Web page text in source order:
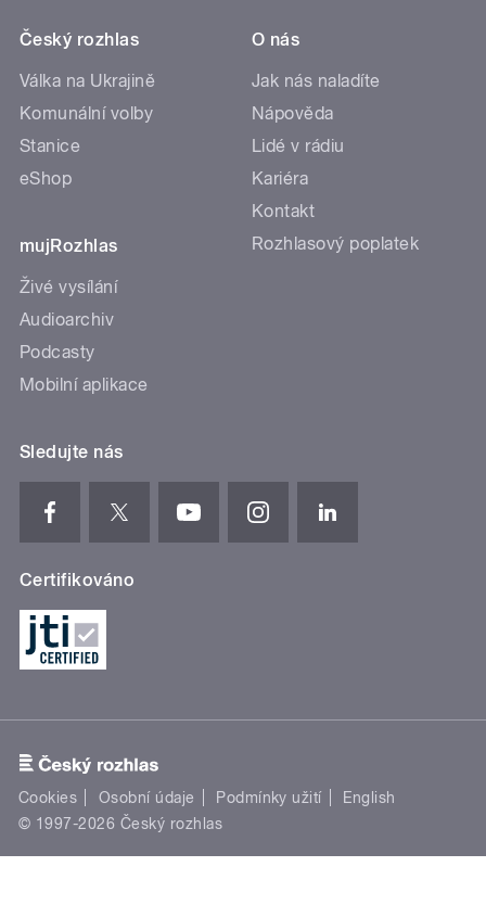
Český rozhlas
Válka na Ukrajině
Komunální volby
Stanice
eShop
mujRozhlas
Živé vysílání
Audioarchiv
Podcasty
Mobilní aplikace
O nás
Jak nás naladíte
Nápověda
Lidé v rádiu
Kariéra
Kontakt
Rozhlasový poplatek
Sledujte nás
Certifikováno
Cookies Osobní údaje Podmínky užití
English
© 1997-2026 Český rozhlas